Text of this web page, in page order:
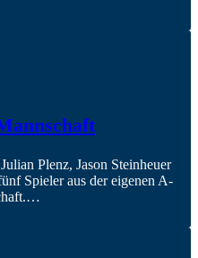
Plenz, Jason Steinheuer
Spieler aus der eigenen A-